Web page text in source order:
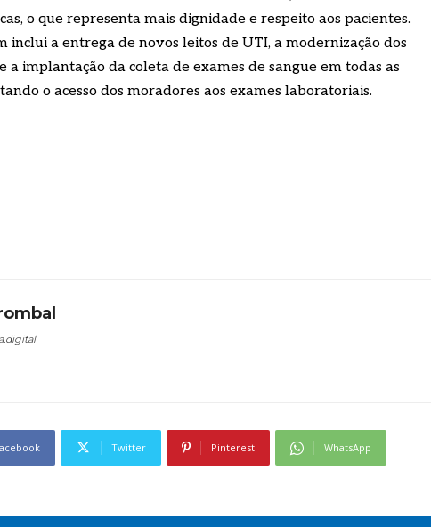
o que representa mais dignidade e respeito aos pacientes.
inclui a entrega de novos leitos de UTI, a modernização dos
a implantação da coleta de exames de sangue em todas as
o acesso dos moradores aos exames laboratoriais.
Twitter Pinterest WhatsApp